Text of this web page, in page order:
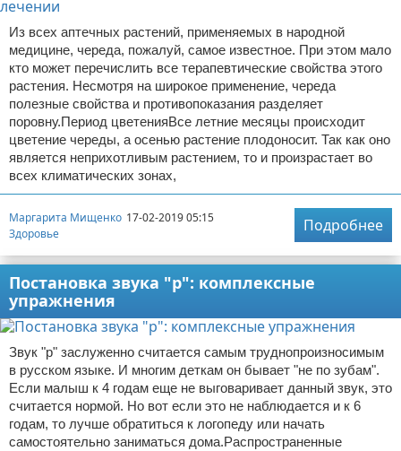
Из всех аптечных растений, применяемых в народной
медицине, череда, пожалуй, самое известное. При этом мало
кто может перечислить все терапевтические свойства этого
растения. Несмотря на широкое применение, череда
полезные свойства и противопоказания разделяет
поровну.Период цветенияВсе летние месяцы происходит
цветение череды, а осенью растение плодоносит. Так как оно
является неприхотливым растением, то и произрастает во
всех климатических зонах,
Маргарита Мищенко 17-02-2019 05:15
Здоровье
Подробнее
Постановка звука "р": комплексные
упражнения
Звук "р" заслуженно считается самым труднопроизносимым
в русском языке. И многим деткам он бывает "не по зубам".
Если малыш к 4 годам еще не выговаривает данный звук, это
считается нормой. Но вот если это не наблюдается и к 6
годам, то лучше обратиться к логопеду или начать
самостоятельно заниматься дома.Распространенные